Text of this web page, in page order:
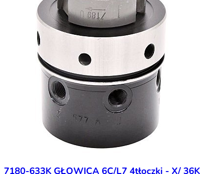
7180-633K GŁOWICA 6C/L7 4tłoczki - X/ 36K